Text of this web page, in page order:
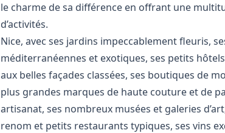
le charme de sa différence en offrant une
d’activités.
Nice, avec ses jardins impeccablement fleuris,
méditerranéennes et exotiques, ses petits
aux belles façades classées, ses boutiques de
plus grandes marques de haute couture et de
artisanat, ses nombreux musées et galeries
renom et petits restaurants typiques, ses vins